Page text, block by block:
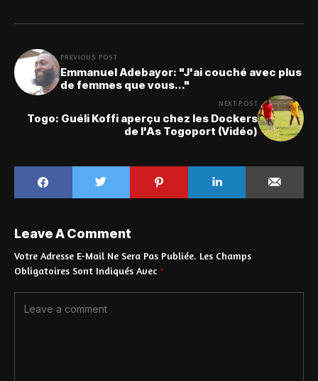
PREVIOUS POST
Emmanuel Adebayor: "J'ai couché avec plus
de femmes que vous..."
NEXT POST
Togo: Guéli Koffi aperçu chez les Dockers
de l'As Togoport (Vidéo)
Leave A Comment
Votre Adresse E-Mail Ne Sera Pas Publiée. Les Champs
Obligatoires Sont Indiqués Avec *